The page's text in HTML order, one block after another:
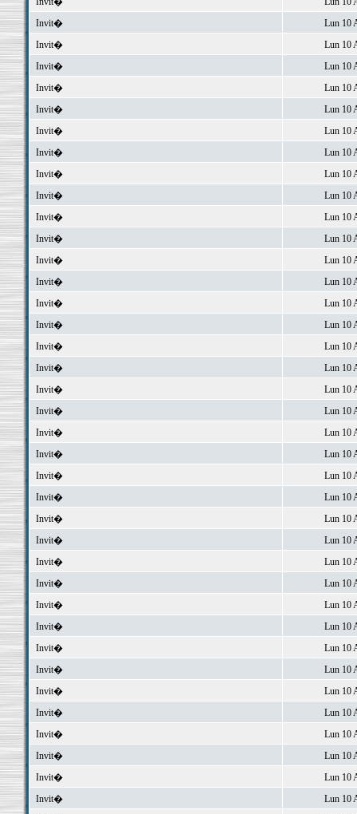
Invit�
Lun 10
Invit�
Lun 10
Invit�
Lun 10
Invit�
Lun 10
Invit�
Lun 10
Invit�
Lun 10
Invit�
Lun 10
Invit�
Lun 10
Invit�
Lun 10
Invit�
Lun 10
Invit�
Lun 10
Invit�
Lun 10
Invit�
Lun 10
Invit�
Lun 10
Invit�
Lun 10
Invit�
Lun 10
Invit�
Lun 10
Invit�
Lun 10
Invit�
Lun 10
Invit�
Lun 10
Invit�
Lun 10
Invit�
Lun 10
Invit�
Lun 10
Invit�
Lun 10
Invit�
Lun 10
Invit�
Lun 10
Invit�
Lun 10
Invit�
Lun 10
Invit�
Lun 10
Invit�
Lun 10
Invit�
Lun 10
Invit�
Lun 10
Invit�
Lun 10
Invit�
Lun 10
Invit�
Lun 10
Invit�
Lun 10
Invit�
Lun 10